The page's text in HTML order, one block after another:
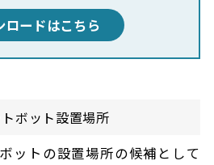
ロードはこちら
ボット設置場所
ットの設置場所の候補として